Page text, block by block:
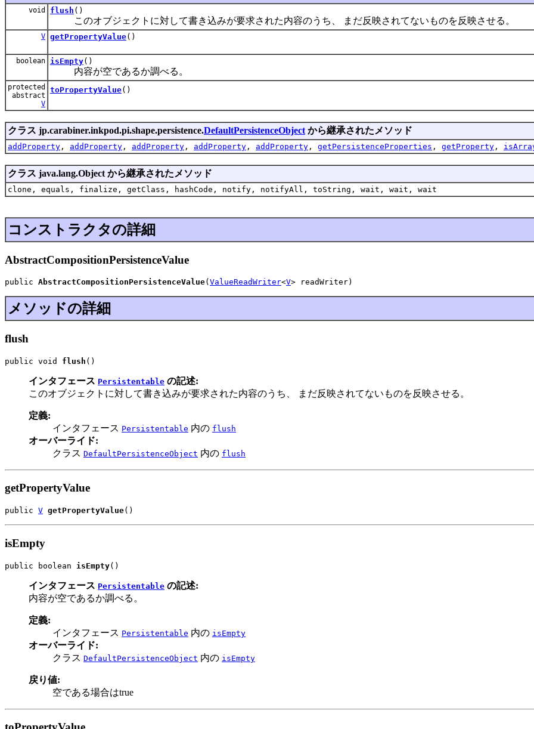
void flush ()
このオブジェクトに対して書き込みが要求された内容のうち、 まだ反映されてないものを反映させる。
V getPropertyValue()
boolean isEmpty()
内容が空であるか調べる。
protected
abstract
V
toPropertyValue()
クラス jp.carabiner.inkpod.pi.shape.persistence.DefaultPersistenceObject から継承されたメソッド
addProperty , addProperty , addProperty , addProperty , addProperty , getPersistenceProperties , getProperty ,
クラス java.lang.Object から継承されたメソッド
clone, equals, finalize, getClass, hashCode, notify, notifyAll, toString, wait, wait, wait
コンストラクタの詳細
AbstractCompositionPersistenceValue
public AbstractCompositionPersistenceValue( ValueReadWriter<V> readWriter)
メソッドの詳細
flush
public void flush ()
インタフェース Persistentable の記述:
このオブジェクトに対して書き込みが要求された内容のうち、 まだ反映されてないものを反映させる。
定義:
インタフェース Persistentable 内の flush
オーバーライド:
クラス DefaultPersistenceObject 内の flush
getPropertyValue
public V getPropertyValue()
isEmpty
public boolean isEmpty()
インタフェース Persistentable の記述:
内容が空であるか調べる。
定義:
インタフェース Persistentable 内の isEmpty
オーバーライド:
クラス DefaultPersistenceObject 内の isEmpty
戻り値:
空である場合はtrue